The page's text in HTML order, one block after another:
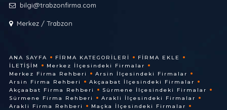
bilgi@trabzonfirma.com
Merkez / Trabzon
ANA SAYFA FIRMA KATEGORILERI
FIRMA EKLE
İLETIŞIM
Merkez İlçesindeki Firmalar
Merkez Firma Rehberi
Arsin İlçesindeki Firmalar
Arsin Firma Rehberi
Akçaabat İlçesindeki Firmalar
Akçaabat Firma Rehberi
Sürmene İlçesindeki Firmalar
Sürmene Firma Rehberi
Arakli İlçesindeki Firmalar
Arakli Firma Rehberi
Maçka İlçesindeki Firmalar